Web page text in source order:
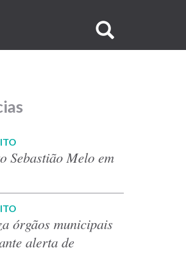
no
Sebastião Melo em
órgãos municipais
alerta de